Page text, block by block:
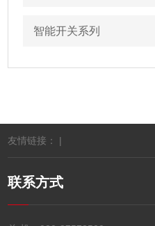
智能开关系列
友情链接： |
联系方式